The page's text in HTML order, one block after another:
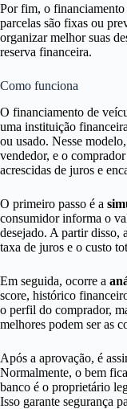
Por fim, o financiamento
parcelas são fixas ou
organizar melhor suas
reserva financeira.
Como funciona
O financiamento de
uma instituição
ou usado. Nesse
vendedor, e o
acrescidas de juros e
O primeiro passo é a
consumidor informa o
desejado. A partir disso,
taxa de juros e o custo
Em seguida, ocorre a
score, histórico
o perfil do comprador,
melhores podem ser as
Após a aprovação, é
Normalmente, o bem fica
banco é o proprietário
Isso garante segurança